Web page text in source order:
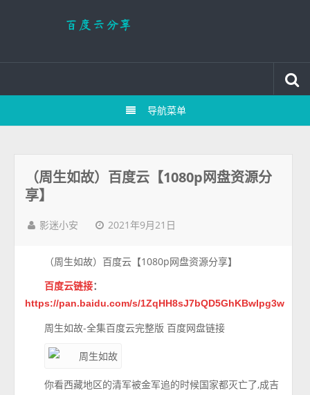
导航菜单
（周生如故）百度云【1080p网盘资源分
享】
影迷小安 2021年9月21日
（周生如故）百度云【1080p网盘资源分享】
百度云链接：
https://pan.baidu.com/s/1ZqHH8sJ7bQD5GhKBwIpg3w
周生如故-全集百度云完整版 百度网盘链接
你看西藏地区的清军被金军追的时候国家都灭亡了,成吉